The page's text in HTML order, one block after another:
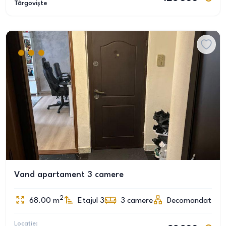
Târgoviște
Vand apartament 3 camere
68.00 m2 Etajul 3 3 camere Decomandat
Locație: